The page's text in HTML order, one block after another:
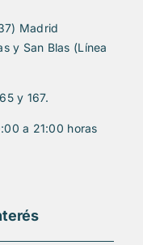
Madrid
y San Blas (Línea
y 167.
a 21:00 horas